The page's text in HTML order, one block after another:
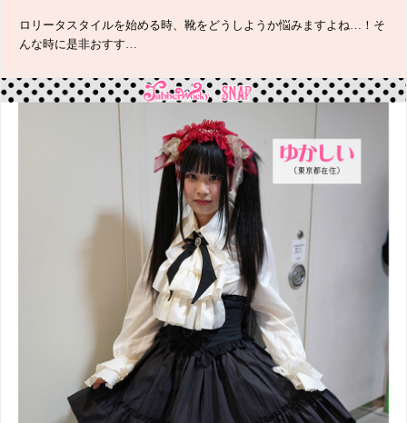
ロリータスタイルを始める時、靴をどうしようか悩みますよね…！そ
んな時に是非おすす…